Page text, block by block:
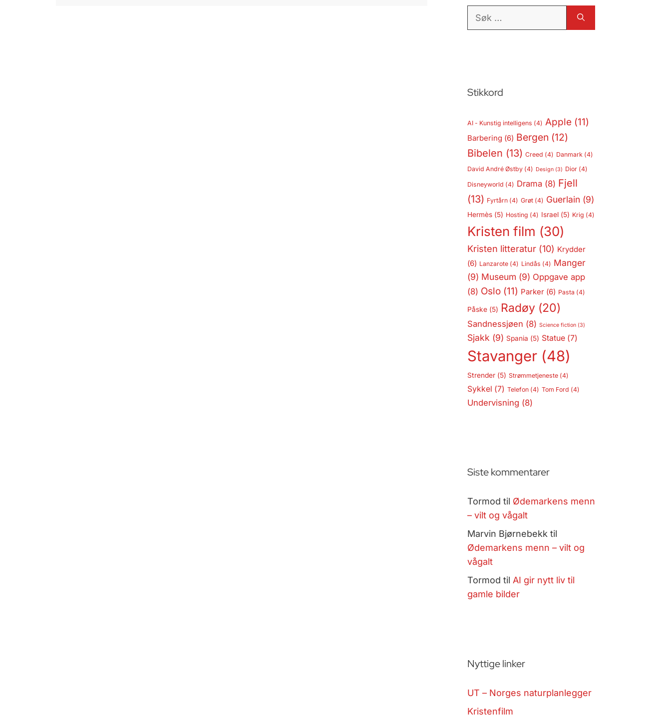
Søk
Stikkord
AI - Kunstig intelligens (4) Apple (11)
Barbering (6) Bergen (12)
Bibelen (13) Creed (4) Danmark(4)
David André Østby(4) Design(3) Dior(4)
Disneyworld (4) Drama (8) Fjell
(13) Fyrtårn(4) Grøt(4) Guerlain (9)
Hermès(5) Hosting (4) Israel(5) Krig (4)
Kristen film (30)
Kristen litteratur(10) Krydder
(6) Lanzarote(4) Lindås (4) Manger
(9) Museum (9) Oppgave app
(8) Oslo(11) Parker(6) Pasta (4)
Påske(5) Radøy(20)
Sandnessjøen (8) Science fiction(3)
Sjakk (9) Spania (5) Statue(7)
Stavanger(48)
Strender(5) Strømmetjeneste(4)
Sykkel (7) Telefon(4) Tom Ford (4)
Undervisning (8)
Siste kommentarer
Tormod til Ødemarkens menn
– vilt og vågalt
Marvin Bjørnebekk til
Ødemarkens menn – vilt og
vågalt
Tormod til AI gir nytt liv til
gamle bilder
Nyttige linker
UT – Norges naturplanlegger
Kristenfilm